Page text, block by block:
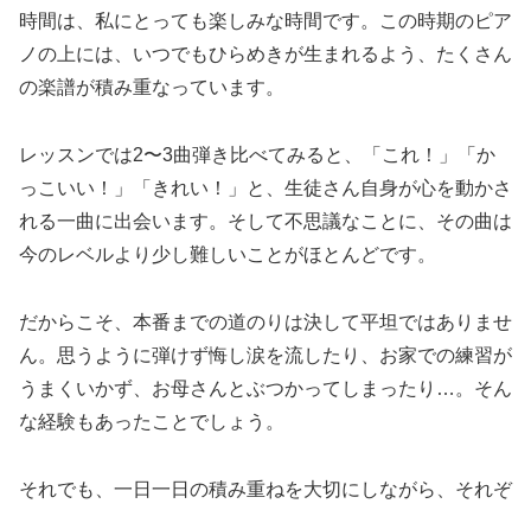
時間は、私にとっても楽しみな時間です。この時期のピア
ノの上には、いつでもひらめきが生まれるよう、たくさん
の楽譜が積み重なっています。
レッスンでは2〜3曲弾き比べてみると、「これ！」「か
っこいい！」「きれい！」と、生徒さん自身が心を動かさ
れる一曲に出会います。そして不思議なことに、その曲は
今のレベルより少し難しいことがほとんどです。
だからこそ、本番までの道のりは決して平坦ではありませ
ん。思うように弾けず悔し涙を流したり、お家での練習が
うまくいかず、お母さんとぶつかってしまったり…。そん
な経験もあったことでしょう。
それでも、一日一日の積み重ねを大切にしながら、それぞ